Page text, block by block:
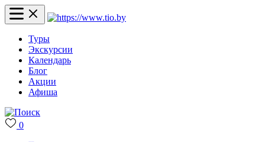
Туры
Экскурсии
Календарь
Блог
Акции
Афиша
0